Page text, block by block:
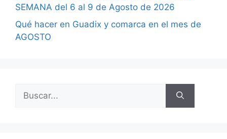
SEMANA del 6 al 9 de Agosto de 2026
Qué hacer en Guadix y comarca en el mes de
AGOSTO